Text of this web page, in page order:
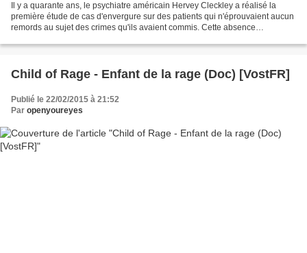
Il y a quarante ans, le psychiatre américain Hervey Cleckley a réalisé la
première étude de cas d'envergure sur des patients qui n'éprouvaient aucun
remords au sujet des crimes qu'ils avaient commis. Cette absence
Child of Rage - Enfant de la rage (Doc) [VostFR]
Publié le 22/02/2015 à 21:52
Par openyoureyes